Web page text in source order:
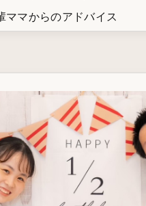
ママからのアドバイス